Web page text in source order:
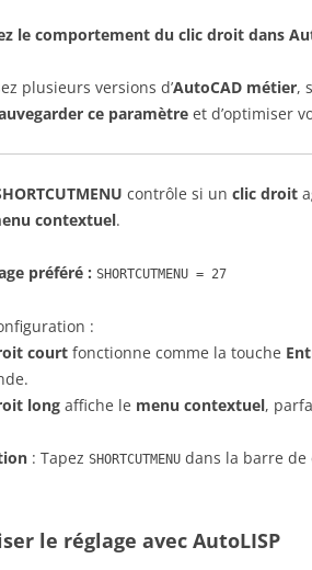
le comportement du clic droit dans
plusieurs versions d’AutoCAD métier,
ce paramètre et d’optimiser
contrôle si un clic droit
contextuel.
préféré : SHORTCUTMENU = 27
:
courtfonctionne comme la touche
longaffiche le menu contextuel,
: Tapez SHORTCUTMENUdans la barre de
le réglage avec AutoLISP